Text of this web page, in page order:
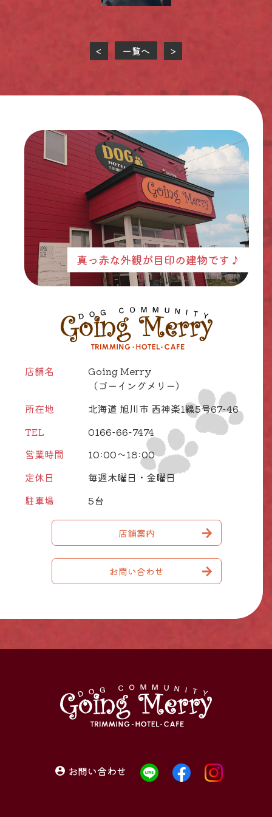
< 一覧へ >
真っ赤な外観が目印の建物です♪
店舗名
Going Merry
（ゴーイングメリー）
所在地
北海道 旭川市 西神楽1線5号67-46
TEL
0166-66-7474
営業時間
10:00～18:00
定休日
毎週木曜日・金曜日
駐車場
5台
店舗案内
お問い合わせ
お問い合わせ